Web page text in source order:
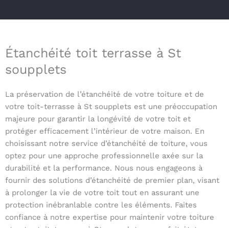
Étanchéité toit terrasse à St
soupplets
La préservation de l’étanchéité de votre toiture et de
votre toit-terrasse à St soupplets est une préoccupation
majeure pour garantir la longévité de votre toit et
protéger efficacement l’intérieur de votre maison. En
choisissant notre service d’étanchéité de toiture, vous
optez pour une approche professionnelle axée sur la
durabilité et la performance. Nous nous engageons à
fournir des solutions d’étanchéité de premier plan, visant
à prolonger la vie de votre toit tout en assurant une
protection inébranlable contre les éléments. Faites
confiance à notre expertise pour maintenir votre toiture